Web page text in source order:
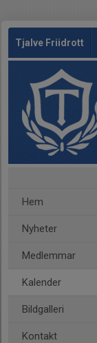
Tjalve Friidrott
Hem
Nyheter
Medlemmar
Kalender
Bildgalleri
Kontakt